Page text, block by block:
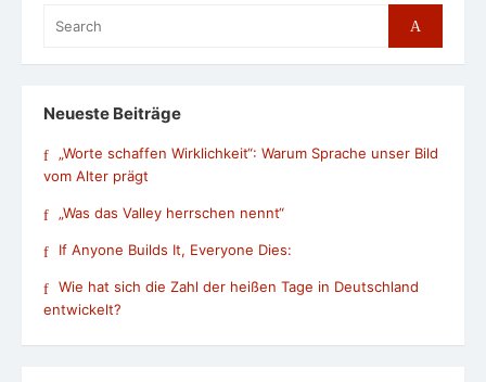
for:
Search
Neueste Beiträge
„Worte schaffen Wirklichkeit“: Warum Sprache unser Bild
vom Alter prägt
„Was das Valley herrschen nennt“
If Anyone Builds It, Everyone Dies:
Wie hat sich die Zahl der heißen Tage in Deutschland
entwickelt?